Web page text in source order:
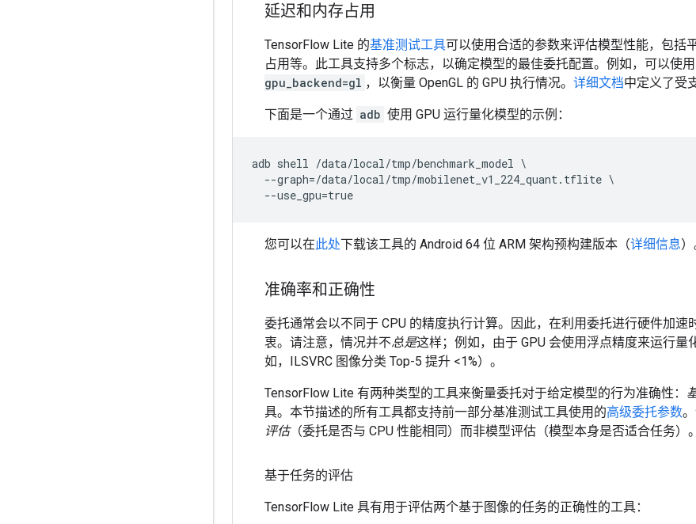
延迟和内存占用
TensorFlow Lite 的基准测试工具可以使用合适的参数来评估模型性能，包括
占用等。此工具支持多个标志，以确定模型的最佳委托配置。例如，可以使用
gpu_backend=gl ，以衡量 OpenGL 的 GPU 执行情况。 详细文档中定义了受
下面是一个通过 adb 使用 GPU 运行量化模型的示例：
adb shell /data/local/tmp/benchmark_model \
  --graph=/data/local/tmp/mobilenet_v1_224_quant.tflite \
您可以在此处下载该工具的 Android 64 位 ARM 架构预构建版本（详细信息）
准确率和正确性
委托通常会以不同于 CPU 的精度执行计算。因此，在利用委托进行硬件加速
衷。请注意，情况并不总是这样；例如，由于 GPU 会使用浮点精度来运行量
如，ILSVRC 图像分类 Top-5 提升 <1%）。
TensorFlow Lite 有两种类型的工具来衡量委托对于给定模型的行为准确性：
具。本节描述的所有工具都支持前一部分基准测试工具使用的高级委托参数
评估（委托是否与 CPU 性能相同）而非模型评估（模型本身是否适合任务）。
基于任务的评估
TensorFlow Lite 具有用于评估两个基于图像的任务的正确性的工具：